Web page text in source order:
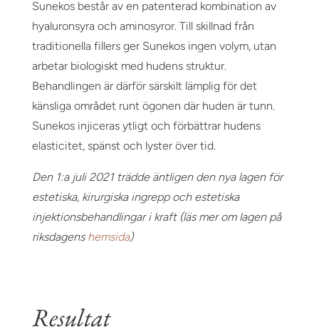
Sunekos består av en patenterad kombination av
hyaluronsyra och aminosyror. Till skillnad från
traditionella fillers ger Sunekos ingen volym, utan
arbetar biologiskt med hudens struktur.
Behandlingen är därför särskilt lämplig för det
känsliga området runt ögonen där huden är tunn.
Sunekos injiceras ytligt och förbättrar hudens
elasticitet, spänst och lyster över tid.
Den 1:a juli 2021 trädde äntligen den nya lagen för
estetiska, kirurgiska ingrepp och estetiska
injektionsbehandlingar i kraft (läs mer om lagen på
riksdagens hemsida)
Resultat